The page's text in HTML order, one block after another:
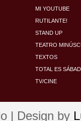
MI YOUTUBE
RUTILANTE!
STAND UP
TEATRO
TEXTOS
TOTAL ES
TV/CINE
| Design by